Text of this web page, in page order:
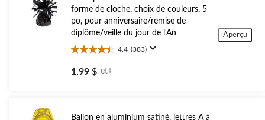
forme de cloche, choix de couleurs, 5
po, pour anniversaire/remise de
diplôme/veille du jour de l'An
4.4 (383)
4.4
étoile(s)
sur
1,99 $ et+
Aperçu
Ballon en aluminium satiné, lettres A à